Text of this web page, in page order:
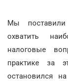
Мы
охватить
налоговые
практике за
остановился